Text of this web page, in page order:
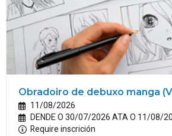
Obradoiro de debuxo manga
11/08/2026
DENDE O 30/07/2026 ATA O 11/08/
Require inscrición